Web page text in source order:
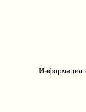
Информация